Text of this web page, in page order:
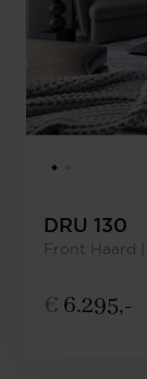
DRU 130
€ 6.295,-